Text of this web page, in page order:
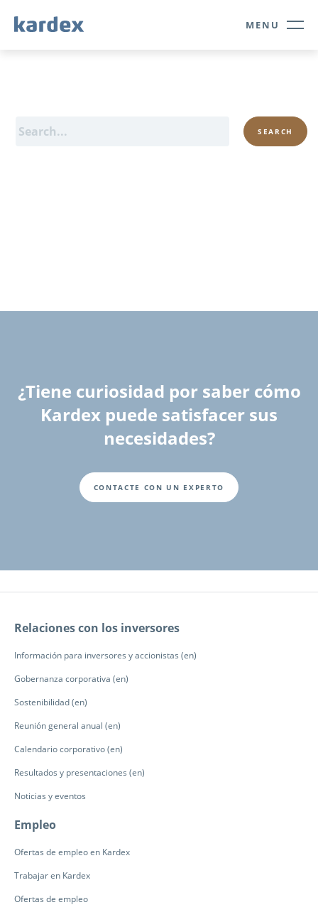
MENU
SEARCH
¿Tiene curiosidad por saber cómo
Kardex puede satisfacer sus
necesidades?
CONTACTE CON UN EXPERTO
Relaciones con los inversores
Información para inversores y accionistas (en)
Gobernanza corporativa (en)
Sostenibilidad (en)
Reunión general anual (en)
Calendario corporativo (en)
Resultados y presentaciones (en)
Noticias y eventos
Empleo
Ofertas de empleo en Kardex
Trabajar en Kardex
Ofertas de empleo